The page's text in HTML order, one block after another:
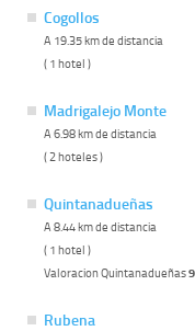
Cogollos
A 19.35 km de distancia
( 1 hotel )
Madrigalejo Monte
A 6.98 km de distancia
( 2 hoteles )
Quintanadueñas
A 8.44 km de distancia
( 1 hotel )
Valoracion Quintanadueñas
Rubena